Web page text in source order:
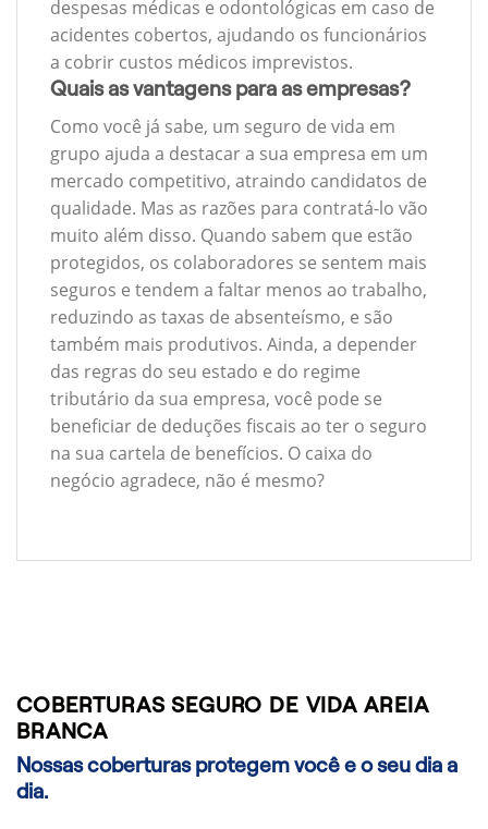
despesas médicas e odontológicas em caso de
acidentes cobertos, ajudando os funcionários
a cobrir custos médicos imprevistos.
Quais as vantagens para as empresas?
Como você já sabe, um seguro de vida em
grupo ajuda a destacar a sua empresa em um
mercado competitivo, atraindo candidatos de
qualidade. Mas as razões para contratá-lo vão
muito além disso. Quando sabem que estão
protegidos, os colaboradores se sentem mais
seguros e tendem a faltar menos ao trabalho,
reduzindo as taxas de absenteísmo, e são
também mais produtivos. Ainda, a depender
das regras do seu estado e do regime
tributário da sua empresa, você pode se
beneficiar de deduções fiscais ao ter o seguro
na sua cartela de benefícios. O caixa do
negócio agradece, não é mesmo?
COBERTURAS SEGURO DE VIDA AREIA
BRANCA
Nossas coberturas protegem você e o seu dia a
dia.